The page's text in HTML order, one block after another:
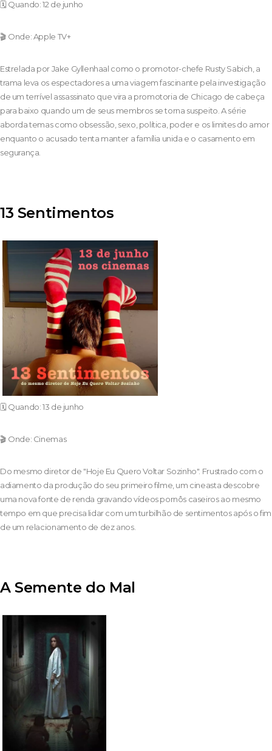
🗓️ Quando: 12 de junho
🎬 Onde: Apple TV+
Estrelada por Jake Gyllenhaal como o promotor-chefe Rusty Sabich, a
trama leva os espectadores a uma viagem fascinante pela investigação
de um terrível assassinato que vira a promotoria de Chicago de cabeça
para baixo quando um de seus membros se torna suspeito. A série
aborda temas como obsessão, sexo, política, poder e os limites do amor
enquanto o acusado tenta manter a família unida e o casamento em
segurança.
13 Sentimentos
🗓️ Quando: 13 de junho
🎬 Onde: Cinemas
Do mesmo diretor de "Hoje Eu Quero Voltar Sozinho". Frustrado com o
adiamento da produção do seu primeiro filme, um cineasta descobre
uma nova fonte de renda gravando vídeos pornôs caseiros ao mesmo
tempo em que precisa lidar com um turbilhão de sentimentos após o fim
de um relacionamento de dez anos.
A Semente do Mal